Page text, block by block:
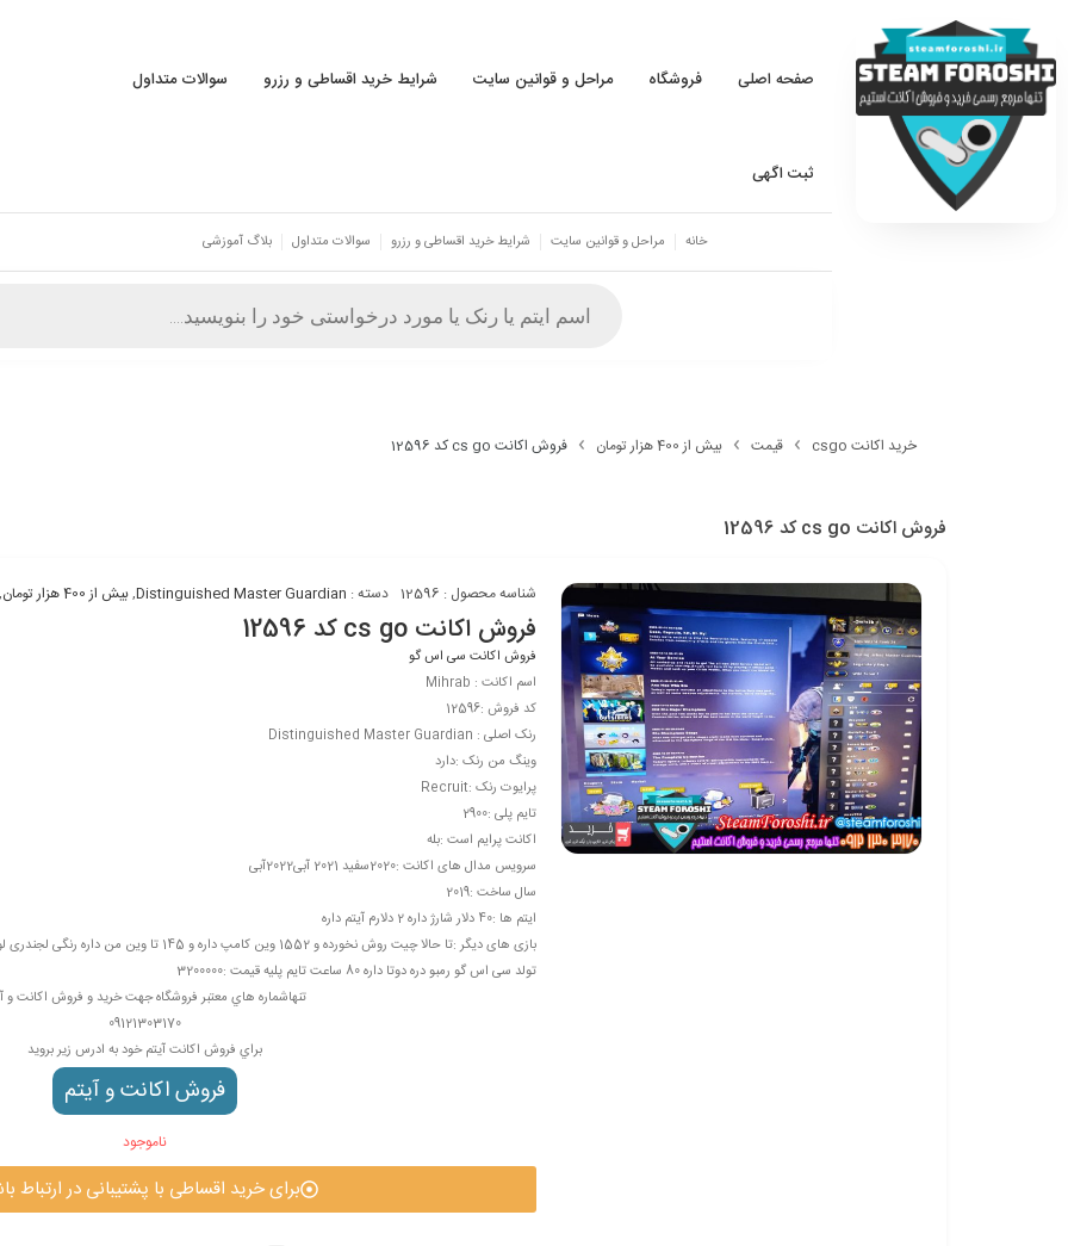
صفحه اصلی فروشگاه مراحل و قوانین سایت شرایط خرید اقساطی و رزرو سوالات متداول
ثبت اگهی
خانه مراحل و قوانین سایت شرایط خرید اقساطی و رزرو سوالات متداول بلاگ آموزشی
خرید اکانت csgo قیمت بیش از 400 هزار تومان فروش اکانت cs go کد 12596
فروش اکانت cs go کد 12596
شناسه محصول : 12596 دسته : Distinguished Master Guardian
,بیش از 400 هزار تومان
فروش اکانت cs go کد 12596
فروش اکانت سی اس گو
اسم اکانت : Mihrab
کد فروش :12596
رنک اصلی : Distinguished Master Guardian
وینگ من رنک :دارد
پرایوت رنک :Recruit
تایم پلی :2900
اکانت پرایم است :بله
سرویس مدال های اکانت :2020سفید 2021 آبی2022آبی
سال ساخت :2019
ایتم ها :40 دلار شارژ داره 2 دلارم آیتم داره
تولد سی اس گو رمبو دره دوتا داره 80 ساعت تایم پلیه قیمت :3200000
تنهاشماره هاي معتبر فروشگاه جهت خريد و فروش اکانت و
09121303170
براي فروش اکانت آيتم خود به ادرس زير برويد
فروش اکانت و آيتم
ناموجود
برای خرید اقساطی با پشتیبانی در ارتباط